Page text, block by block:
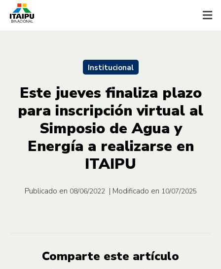
Institucional
Este jueves finaliza plazo
para inscripción virtual al
Simposio de Agua y
Energía a realizarse en
ITAIPU
Publicado en 08/06/2022 | Modificado en 10/07/2025
Comparte este artículo